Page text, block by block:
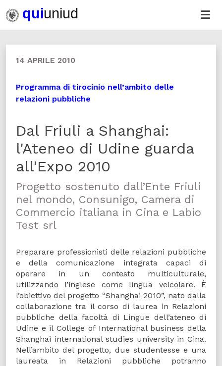
14 APRILE 2010
Programma di tirocinio nell’ambito delle
relazioni pubbliche
Dal Friuli a Shanghai:
l'Ateneo di Udine guarda
all'Expo 2010
Progetto sostenuto dall’Ente Friuli
nel mondo, Consunigo, Camera di
Commercio italiana in Cina e Labio
Test srl
Preparare professionisti delle relazioni pubbliche
e della comunicazione integrata capaci di
operare in un contesto multiculturale,
utilizzando l’inglese come lingua veicolare. È
l’obiettivo del progetto “Shanghai 2010”, nato dalla
collaborazione tra il corso di laurea in Relazioni
pubbliche della facoltà di Lingue dell’ateneo di
Udine e il College of International business della
Shanghai international studies university in Cina.
Nell’ambito del progetto, due studentesse e una
laureata in Relazioni pubbliche potranno